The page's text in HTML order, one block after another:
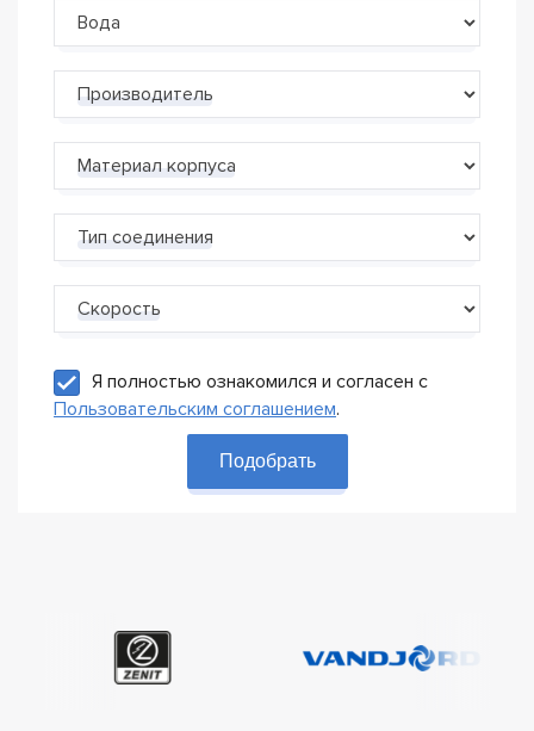
Производитель
Материал корпуса
Тип соединения
Скорость
Я полностью ознакомился и согласен с
Пользовательским соглашением.
Подобрать